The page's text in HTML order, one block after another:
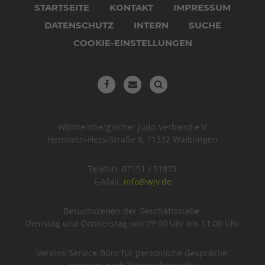
überspringen
STARTSEITE KONTAKT
IMPRESSUM
DATENSCHUTZ
INTERN
SUCHE
COOKIE-EINSTELLUNGEN
Württembergischer Judo-Verband e.V.
Hermann-Hess-Straße 8, 71332 Waiblingen
Telefon: 07151 / 51973
E-Mail: info@wjv.de
Besuchszeiten der Geschäftsstelle:
Dienstag und Donnerstag von 09:00 Uhr bis 11:00 Uhr
Vereins-Service-Büro für persönliche Gespräche: